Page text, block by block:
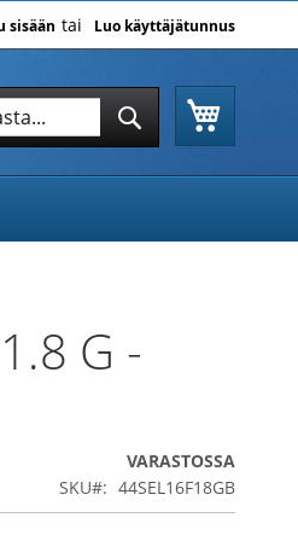
sisään Luo käyttäjätunnus
G -
VARASTOSSA
SKU
44SEL16F18GB